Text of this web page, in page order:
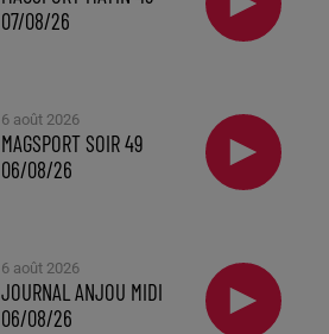
07/08/26
6 août 2026
MAGSPORT SOIR 49
06/08/26
6 août 2026
JOURNAL ANJOU MIDI
06/08/26